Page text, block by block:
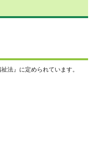
法』に定められています。